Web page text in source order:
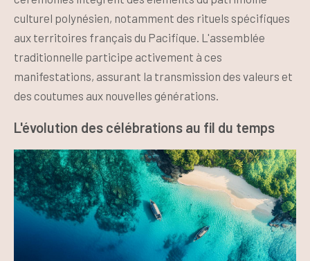
culturel polynésien, notamment des rituels spécifiques
aux territoires français du Pacifique. L'assemblée
traditionnelle participe activement à ces
manifestations, assurant la transmission des valeurs et
des coutumes aux nouvelles générations.
L'évolution des célébrations au fil du temps